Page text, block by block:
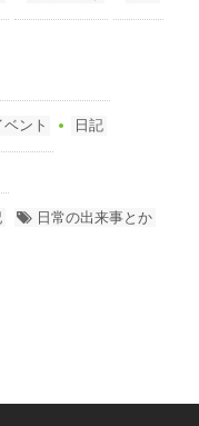
ベント 日記
日常の出来事とか